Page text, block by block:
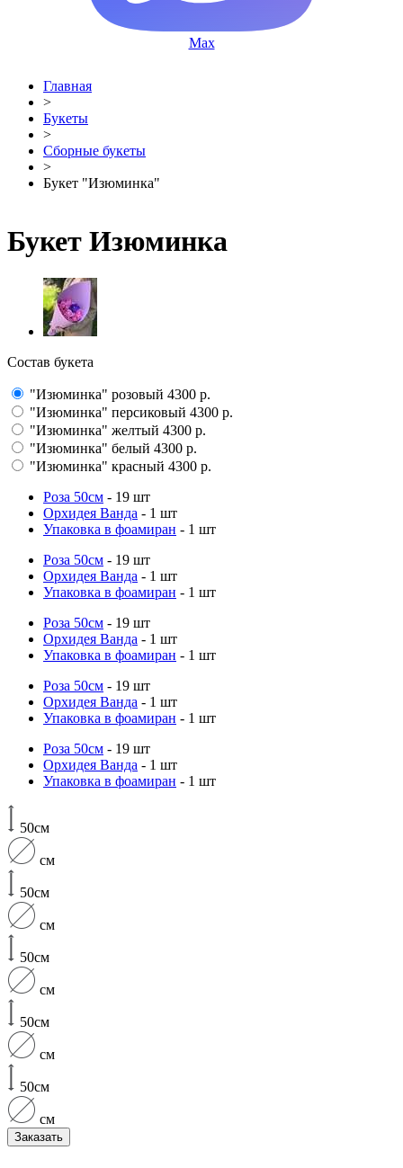
Max
Главная
>
Букеты
>
Сборные букеты
>
Букет "Изюминка"
Букет Изюминка
Состав букета
"Изюминка" розовый 4300 р.
"Изюминка" персиковый 4300 р.
"Изюминка" желтый 4300 р.
"Изюминка" белый 4300 р.
"Изюминка" красный 4300 р.
Роза 50см - 19 шт
Орхидея Ванда - 1 шт
Упаковка в фоамиран - 1 шт
Роза 50см - 19 шт
Орхидея Ванда - 1 шт
Упаковка в фоамиран - 1 шт
Роза 50см - 19 шт
Орхидея Ванда - 1 шт
Упаковка в фоамиран - 1 шт
Роза 50см - 19 шт
Орхидея Ванда - 1 шт
Упаковка в фоамиран - 1 шт
Роза 50см - 19 шт
Орхидея Ванда - 1 шт
Упаковка в фоамиран - 1 шт
50см
см
50см
см
50см
см
50см
см
50см
см
Заказать